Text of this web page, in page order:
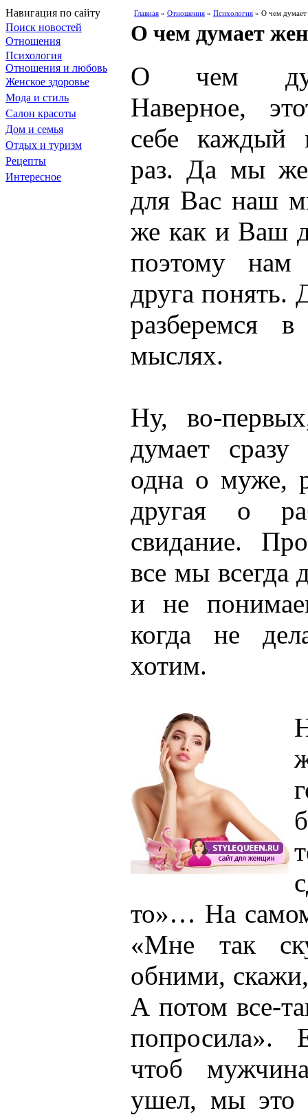
Навигация по сайту
Поиск новостей
Отношения
Психология
Отношения и любовь
Женское здоровье
Мода и стиль
Салон красоты
Дом и семья
Отдых и туризм
Рецепты
Интересное
Главная » Отношения » Психология » О чем
О чем думает
О чем
Наверное,
себе каждый
раз. Да мы
для Вас наш
же как и Ваш
поэтому нам
друга понять.
разберемся
мыслях.
Ну, во-
думает
одна о муже,
другая о
свидание.
все мы всегда
и не
когда не
хотим.
то»… На самом
«Мне так
обними,
А потом все-
чтоб
ушел, мы это